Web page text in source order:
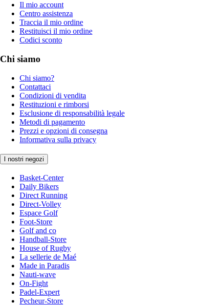
Il mio account
Centro assistenza
Traccia il mio ordine
Restituisci il mio ordine
Codici sconto
Chi siamo
Chi siamo?
Contattaci
Condizioni di vendita
Restituzioni e rimborsi
Esclusione di responsabilità legale
Metodi di pagamento
Prezzi e opzioni di consegna
Informativa sulla privacy
I nostri negozi
Basket-Center
Daily Bikers
Direct Running
Direct-Volley
Espace Golf
Foot-Store
Golf and co
Handball-Store
House of Rugby
La sellerie de Maé
Made in Paradis
Nauti-wave
On-Fight
Padel-Expert
Pecheur-Store